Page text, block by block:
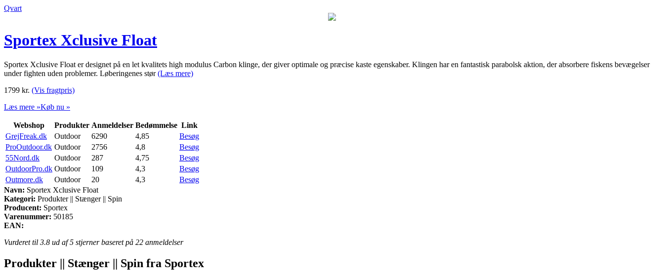
Qvart
Sportex Xclusive Float
Sportex Xclusive Float er designet på en let kvalitets high modulus Carbon klinge, der giver optimale og præcise kaste egenskaber. Klingen har en fantastisk parabolsk aktion, der absorbere fiskens bevægelser
under fighten uden problemer. Løberingenes stør(Læs mere)
1799 kr. (Vis fragtpris)
Læs mere »Køb nu »
Webshop Produkter Anmeldelser Bedømmelse Link
GrejFreak.dk
Outdoor 6290 4,85
Besøg
ProOutdoor.dk Outdoor 2756 4,8
Besøg
55Nord.dk
Outdoor 287 4,75
Besøg
OutdoorPro.dk Outdoor 109 4,3
Besøg
Outmore.dk
Outdoor 20 4,3
Besøg
Navn: Sportex Xclusive Float
Kategori: Produkter || Stænger || Spin
Producent: Sportex
Varenummer: 50185
EAN:
Vurderet til 3.8 ud af 5 stjerner baseret på 22 anmeldelser
Produkter || Stænger || Spin fra Sportex